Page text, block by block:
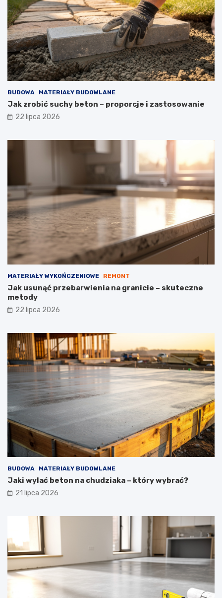
BUDOWA MATERIAŁY BUDOWLANE
Jak zrobić suchy beton – proporcje i zastosowanie
22 lipca 2026
MATERIAŁY WYKOŃCZENIOWE REMONT
Jak usunąć przebarwienia na granicie – skuteczne
metody
22 lipca 2026
BUDOWA MATERIAŁY BUDOWLANE
Jaki wylać beton na chudziaka – który wybrać?
21 lipca 2026